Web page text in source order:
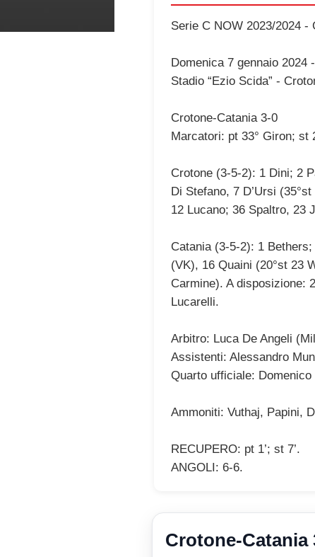
Serie C NOW 2023/2024 -
Domenica 7 gennaio 2024
Stadio “Ezio Scida” -
Crotone-Catania 3-0
Marcatori: pt 33° Giron; st
Crotone (3-5-2): 1 Dini; 2
Di Stefano, 7 D’Ursi
12 Lucano; 36 Spaltro, 23
Catania (3-5-2): 1
(VK), 16 Quaini (20°st 23
Carmine). A disposizione:
Lucarelli.
Arbitro: Luca De Angeli
Assistenti: Alessandro
Quarto ufficiale:
Ammoniti: Vuthaj, Papini,
RECUPERO: pt 1’; st 7’.
ANGOLI: 6-6.
Crotone-Catania